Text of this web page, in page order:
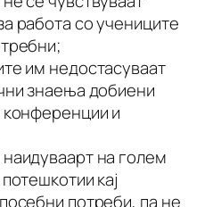
работа со учениците
им недостасуваат
знаења добиени
и
на голем
кај
потреби, па не